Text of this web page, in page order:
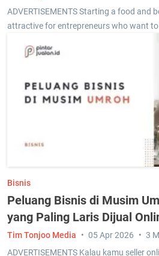
ADVERTISEMENTS Starting a food and
attractive for entrepreneurs who want
Bisnis
Peluang Bisnis di Musim
yang Paling Laris Dijual
ADVERTISEMENTS Kalau kamu seller
Tim Tonjoo Media 05 Apr 2026 3